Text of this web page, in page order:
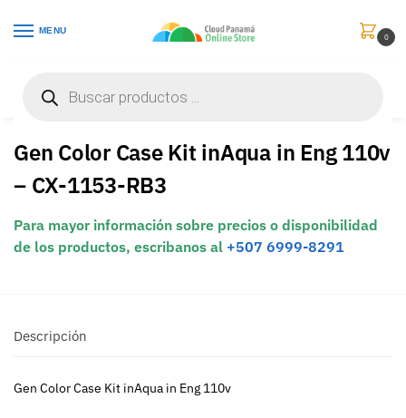
MENU
0
Gen Color Case Kit inAqua in Eng 110v
– CX-1153-RB3
Para mayor información sobre precios o disponibilidad
de los productos, escribanos al +507 6999-8291
Descripción
Gen Color Case Kit inAqua in Eng 110v